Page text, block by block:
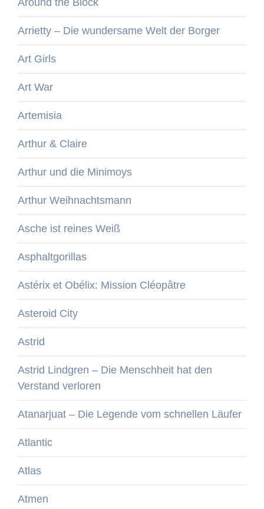
Around the Block
Arrietty – Die wundersame Welt der Borger
Art Girls
Art War
Artemisia
Arthur & Claire
Arthur und die Minimoys
Arthur Weihnachtsmann
Asche ist reines Weiß
Asphaltgorillas
Astérix et Obélix: Mission Cléopâtre
Asteroid City
Astrid
Astrid Lindgren – Die Menschheit hat den
Verstand verloren
Atanarjuat – Die Legende vom schnellen Läufer
Atlantic
Atlas
Atmen